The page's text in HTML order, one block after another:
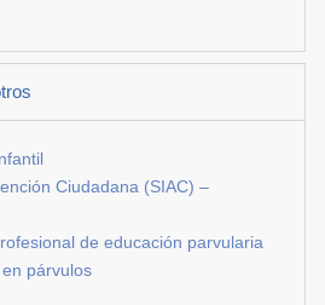
Ciudadana (SIAC) –
de educación parvularia
párvulos